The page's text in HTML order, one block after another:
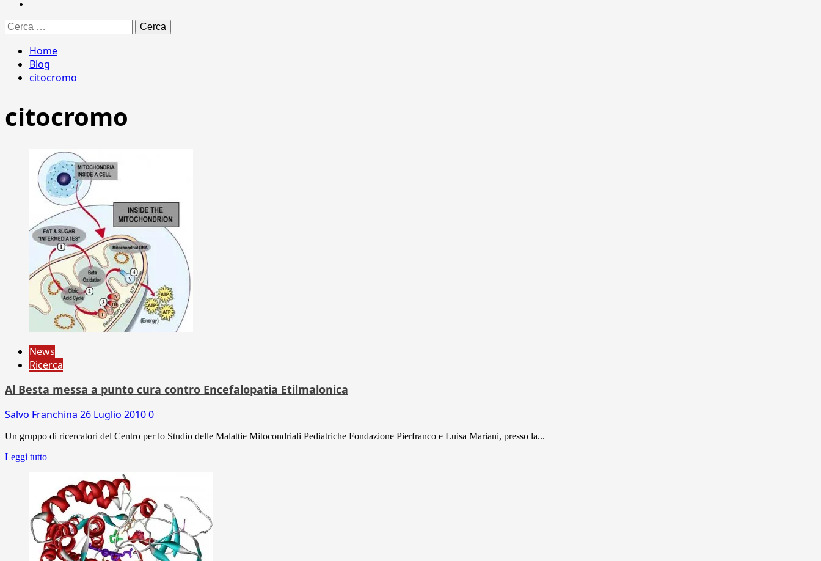
Ricerca
per:
Home
Blog
citocromo
citocromo
News
Ricerca
Al Besta messa a punto cura contro Encefalopatia Etilmalonica
Salvo Franchina 26 Luglio 20100
Un gruppo di ricercatori del Centro per lo Studio delle Malattie Mitocondriali Pediatriche Fondazione Pierfranco e Luisa Mariani, presso la...
Leggi tutto